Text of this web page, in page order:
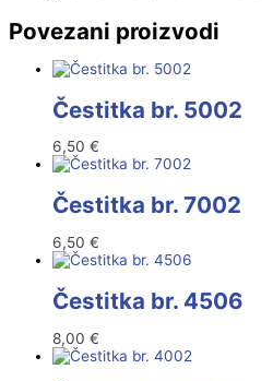
Povezani proizvodi
Čestitka br. 5002
6,50 €
Čestitka br. 7002
6,50 €
Čestitka br. 4506
8,00 €